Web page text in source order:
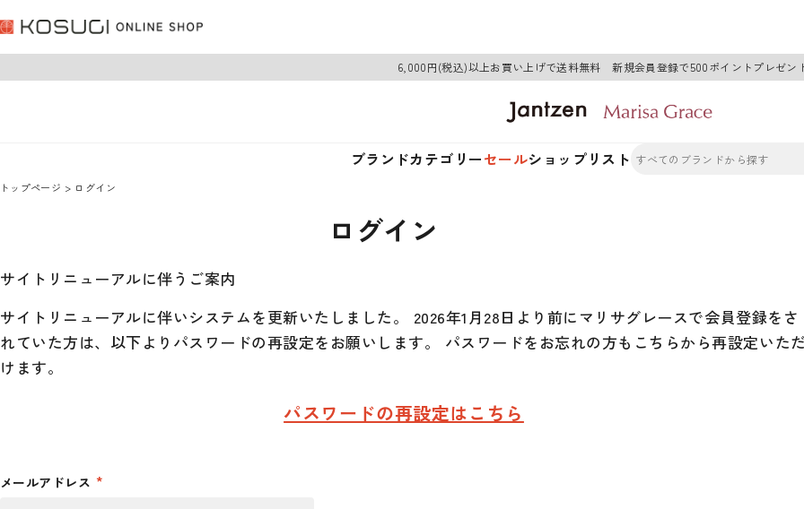
6,000円(税込)以上お買い上げで送料無料 新規会員登録で500ポイントプレゼン
ブランドカテゴリーセールショップリスト
トップページ ログイン
ログイン
サイトリニューアルに伴うご案内
サイトリニューアルに伴いシステムを更新いたしました。 2026年1月28日より前にマリサグレースで会員登録をさ
れていた方は、以下よりパスワードの再設定をお願いします。 パスワードをお忘れの方もこちらから再設定いただ
けます。
パスワードの再設定はこちら
メールアドレス